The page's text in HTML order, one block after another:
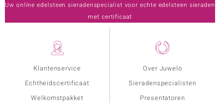
Klantenservice
Echtheidscertificaat
Welkomstpakket
Over Juwelo
Sieradenspecialisten
Presentatoren
Uw online edelsteen sieradenspecialist voor echte edelsteen sieraden
met certificaat